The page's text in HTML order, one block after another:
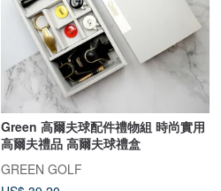
Green 高爾夫球配件禮物組 時尚實用
高爾夫禮品 高爾夫球禮盒
GREEN GOLF